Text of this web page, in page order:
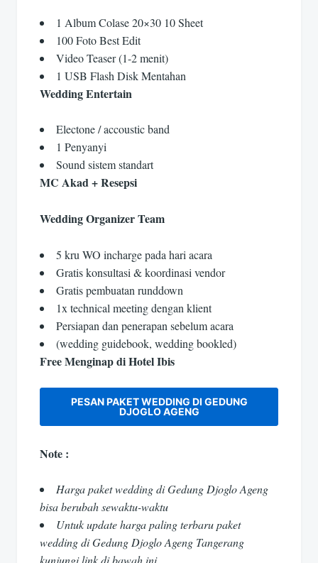
1 Album Colase 20×30 10 Sheet
100 Foto Best Edit
Video Teaser (1-2 menit)
1 USB Flash Disk Mentahan
Wedding Entertain
Electone / accoustic band
1 Penyanyi
Sound sistem standart
MC Akad + Resepsi
Wedding Organizer Team
5 kru WO incharge pada hari acara
Gratis konsultasi & koordinasi vendor
Gratis pembuatan runddown
1x technical meeting dengan klient
Persiapan dan penerapan sebelum acara
(wedding guidebook, wedding bookled)
Free Menginap di Hotel Ibis
PESAN PAKET WEDDING DI GEDUNG
DJOGLO AGENG
Note :
Harga paket wedding di Gedung Djoglo Ageng
bisa berubah sewaktu-waktu
Untuk update harga paling terbaru paket
wedding di Gedung Djoglo Ageng Tangerang